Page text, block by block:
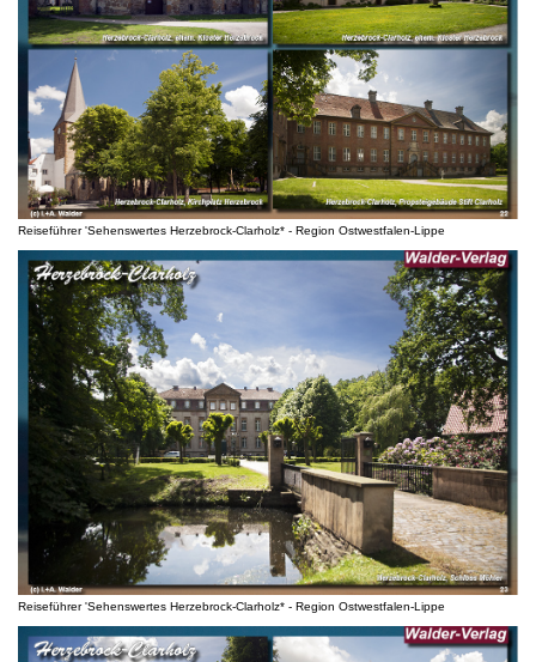
Reiseführer 'Sehenswertes Herzebrock-Clarholz* - Region Ostwestfalen-Lippe
Reiseführer 'Sehenswertes Herzebrock-Clarholz* - Region Ostwestfalen-Lippe